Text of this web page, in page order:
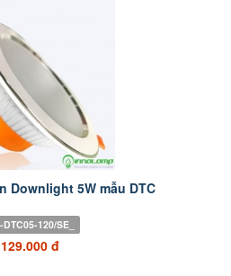
Downlight 5W mẫu DTC
120/SE_
129.000 đ